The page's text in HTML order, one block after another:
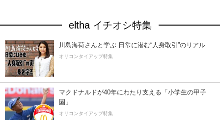
eltha イチオシ特集
川島海荷さんと学ぶ 日常に潜む“人身取引”のリアル
オリコンタイアップ特集
マクドナルドが40年にわたり支える「小学生の甲子
園」
オリコンタイアップ特集